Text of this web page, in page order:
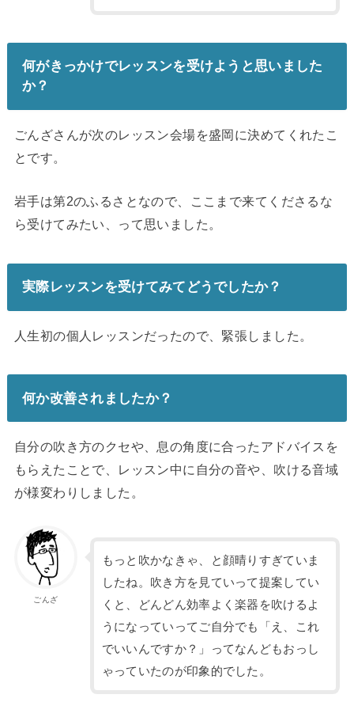
何がきっかけでレッスンを受けようと思いました
か？
ごんざさんが次のレッスン会場を盛岡に決めてくれたこ
とです。
岩手は第2のふるさとなので、ここまで来てくださるな
ら受けてみたい、って思いました。
実際レッスンを受けてみてどうでしたか？
人生初の個人レッスンだったので、緊張しました。
何か改善されましたか？
自分の吹き方のクセや、息の角度に合ったアドバイスを
もらえたことで、レッスン中に自分の音や、吹ける音域
が様変わりしました。
ごんざ
もっと吹かなきゃ、と顔晴りすぎていま
したね。吹き方を見ていって提案してい
くと、どんどん効率よく楽器を吹けるよ
うになっていってご自分でも「え、これ
でいいんですか？」ってなんどもおっし
ゃっていたのが印象的でした。